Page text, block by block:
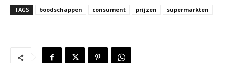
TAGS boodschappen consument prijzen supermarkten